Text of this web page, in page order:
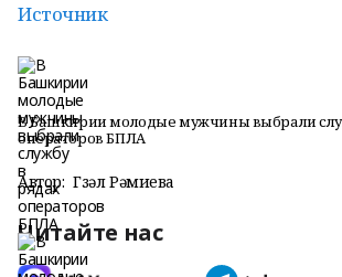
Источник
В Башкирии молодые мужчины выбрали
операторов БПЛА
Автор: Гүзәл Рәмиева
Читайте нас